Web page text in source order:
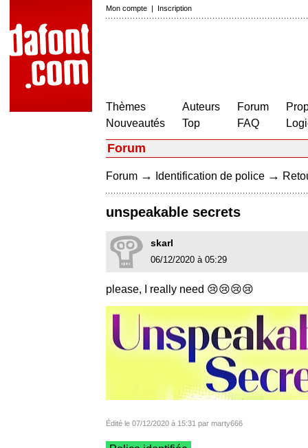
Mon compte | Inscription
Thèmes
Nouveautés
Auteurs
Top
Forum
FAQ
Forum
Forum → Identification de police →
unspeakable secrets
skarl
06/12/2020 à 05:29
please, I really need 😢😢😢😢
Édité le 07/12/2020 à 15:31 par marty666